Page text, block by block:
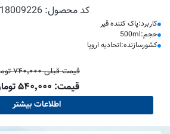
کد محصول:
کاربرد:پاک کننده قیر
حجم:500ml
کشورسازنده:اتحادیه اروپا
قیمت قبلی ۷۴۰٬۰۰۰ تومان
قیمت: ۵۴۰٬۰۰۰ تومان
اطلاعات بیشتر